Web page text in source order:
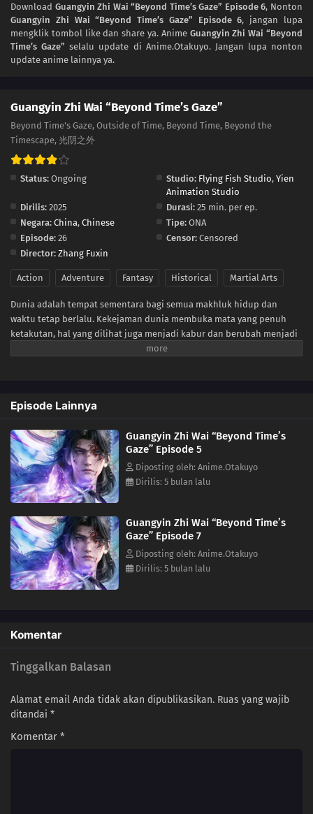
Download Guangyin Zhi Wai “Beyond Time’s Gaze” Episode 6, Nonton
Guangyin Zhi Wai “Beyond Time’s Gaze” Episode 6, jangan lupa
mengklik tombol like dan share ya. Anime Guangyin Zhi Wai “Beyond
Time’s Gaze” selalu update di Anime.Otakuyo. Jangan lupa nonton
update anime lainnya ya.
Guangyin Zhi Wai “Beyond Time’s Gaze”
Beyond Time's Gaze, Outside of Time, Beyond Time, Beyond the
Timescape, 光阴之外
Status: Ongoing Studio: Flying Fish Studio, Yien
Animation Studio
Dirilis: 2025 Durasi: 25 min. per ep.
Negara: China, Chinese Tipe: ONA
Episode: 26 Censor: Censored
Director: Zhang Fuxin
Action Adventure Fantasy Historical Martial Arts
Dunia adalah tempat sementara bagi semua makhluk hidup dan
waktu tetap berlalu. Kekejaman dunia membuka mata yang penuh
ketakutan, hal yang dilihat juga menjadi kabur dan berubah menjadi
tempat terlarang yang abadi. Dalam kehancuran dunia, hukum karma
Episode Lainnya
Guangyin Zhi Wai “Beyond Time’s
Gaze” Episode 5
Diposting oleh: Anime.Otakuyo
Dirilis: 5 bulan lalu
Guangyin Zhi Wai “Beyond Time’s
Gaze” Episode 7
Diposting oleh: Anime.Otakuyo
Dirilis: 5 bulan lalu
Komentar
Tinggalkan Balasan
Alamat email Anda tidak akan dipublikasikan. Ruas yang wajib
ditandai *
Komentar *